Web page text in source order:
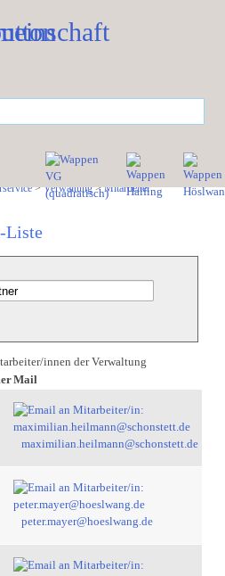
>Verwaltung>Mitarbeiter
Liste
innen der Verwaltung
Mail
maximilian.heilmann@schonstett.de
peter.mayer@hoeslwang.de